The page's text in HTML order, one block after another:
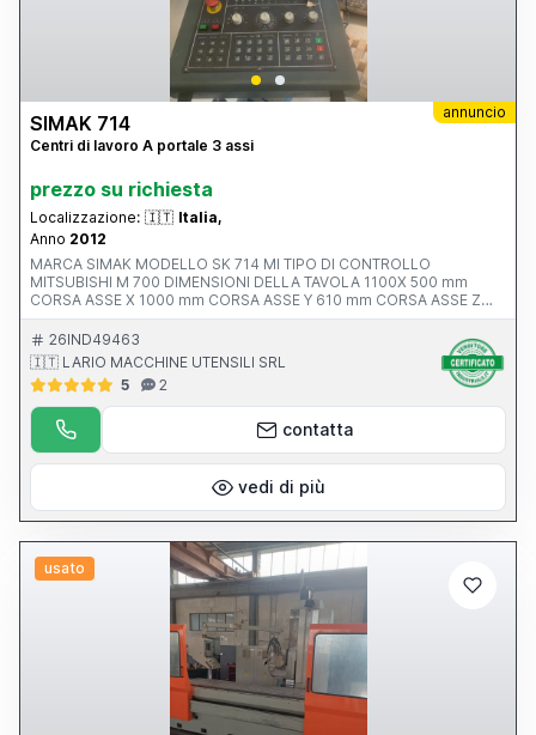
annuncio
SIMAK 714
Centri di lavoro A portale 3 assi
prezzo su richiesta
Localizzazione: 🇮🇹 Italia,
Anno 2012
MARCA SIMAK MODELLO SK 714 MI TIPO DI CONTROLLO
MITSUBISHI M 700 DIMENSIONI DELLA TAVOLA 1100X 500 mm
CORSA ASSE X 1000 mm CORSA ASSE Y 610 mm CORSA ASSE Z
550 mm AVANZAMENTO RAPIDO ASSI X-Y-Z ATTACCO MANDRINO
POTENZA MOTORE MANDRINO 10.0000 rpm ANNO V MACCHINA
CE 2012 INGOMBRI 2100x2400x2500 mm PESO 5500 kg
ACCESSORI NOTE ALTA PRESSIONE 20 BAR
26IND49463
🇮🇹 LARIO MACCHINE UTENSILI SRL
5
2
contatta
vedi di più
usato